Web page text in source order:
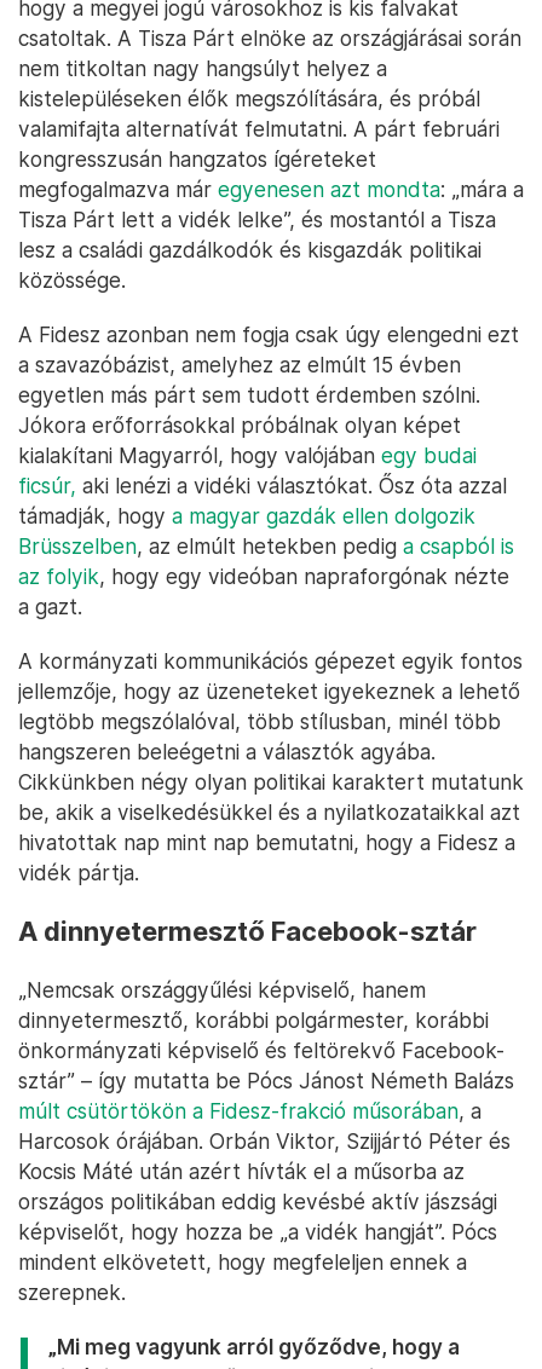
hogy a megyei jogú városokhoz is kis falvakat
csatoltak. A Tisza Párt elnöke az országjárásai során
nem titkoltan nagy hangsúlyt helyez a
kistelepüléseken élők megszólítására, és próbál
valamifajta alternatívát felmutatni. A párt februári
kongresszusán hangzatos ígéreteket
megfogalmazva már egyenesen azt mondta: „mára a
Tisza Párt lett a vidék lelke”, és mostantól a Tisza
lesz a családi gazdálkodók és kisgazdák politikai
közössége.
A Fidesz azonban nem fogja csak úgy elengedni ezt
a szavazóbázist, amelyhez az elmúlt 15 évben
egyetlen más párt sem tudott érdemben szólni.
Jókora erőforrásokkal próbálnak olyan képet
kialakítani Magyarról, hogy valójában egy budai
ficsúr, aki lenézi a vidéki választókat. Ősz óta azzal
támadják, hogy a magyar gazdák ellen dolgozik
Brüsszelben, az elmúlt hetekben pedig a csapból is
az folyik, hogy egy videóban napraforgónak nézte
a gazt.
A kormányzati kommunikációs gépezet egyik fontos
jellemzője, hogy az üzeneteket igyekeznek a lehető
legtöbb megszólalóval, több stílusban, minél több
hangszeren beleégetni a választók agyába.
Cikkünkben négy olyan politikai karaktert mutatunk
be, akik a viselkedésükkel és a nyilatkozataikkal azt
hivatottak nap mint nap bemutatni, hogy a Fidesz a
vidék pártja.
A dinnyetermesztő Facebook-sztár
„Nemcsak országgyűlési képviselő, hanem
dinnyetermesztő, korábbi polgármester, korábbi
önkormányzati képviselő és feltörekvő Facebook-
sztár” – így mutatta be Pócs Jánost Németh Balázs
múlt csütörtökön a Fidesz-frakció műsorában, a
Harcosok órájában. Orbán Viktor, Szijjártó Péter és
Kocsis Máté után azért hívták el a műsorba az
országos politikában eddig kevésbé aktív jászsági
képviselőt, hogy hozza be „a vidék hangját”. Pócs
mindent elkövetett, hogy megfeleljen ennek a
szerepnek.
„Mi meg vagyunk arról győződve, hogy a